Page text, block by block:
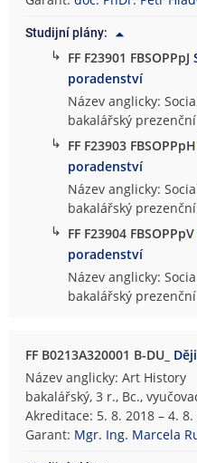
Studijní plány:
↳ FF F23901 FBSOPPpJ
poradenství
Název anglicky:
bakalářský
↳ FF F23903
poradenství
Název anglicky:
bakalářský
↳ FF F23904
poradenství
Název anglicky:
bakalářský
FF B0213A320001 B-DU_
Název anglicky: Art History
bakalářský, 3 r., Bc.,
Akreditace: 5. 8. 2018 – 4. 8.
Garant: Mgr. Ing. Marcela